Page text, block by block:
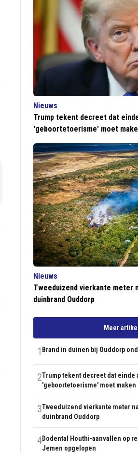
Nieuws
Trump tekent decreet dat
'geboortetoerisme' moet
Nieuws
Tweeduizend vierkante meter
duinbrand Ouddorp
Meer
1 Brand in duinen bij Ouddorp
2Trump tekent decreet dat einde
'geboortetoerisme' moet maken
3Tweeduizend vierkante meter
duinbrand Ouddorp
4Dodental Houthi-aanvallen op
Jemen opgelopen